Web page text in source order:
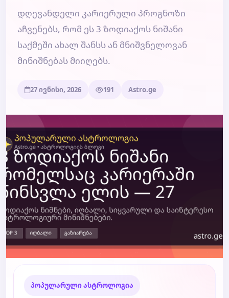
შეთავსება
ბლოგი
ტარო
დღევანდელი კარიერული პროგნოზი
აჩვენებს, რომ ეს 3 ზოდიაქოს ნიშანი
საქმეში ახალ შანსს ან მნიშვნელოვან
მინიშნებას მიიღებს.
27 ივნისი, 2026 191 Astro.ge
პოპულარული ასტროლოგია